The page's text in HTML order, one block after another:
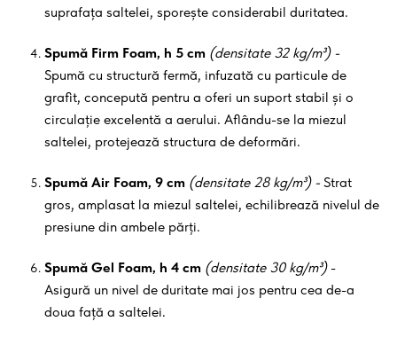
suprafața saltelei, sporește considerabil duritatea.
Spumă Firm Foam, h 5 cm (densitate 32 kg/m³) -
Spumă cu structură fermă, infuzată cu particule de
grafit, concepută pentru a oferi un suport stabil și o
circulație excelentă a aerului. Aflându-se la miezul
saltelei, protejează structura de deformări.
Spumă Air Foam, 9 cm (densitate 28 kg/m³) -Strat
gros, amplasat la miezul saltelei, echilibrează nivelul de
presiune din ambele părți.
Spumă Gel Foam, h 4 cm (densitate 30 kg/m³)-
Asigură un nivel de duritate mai jos pentru cea de-a
doua față a saltelei.